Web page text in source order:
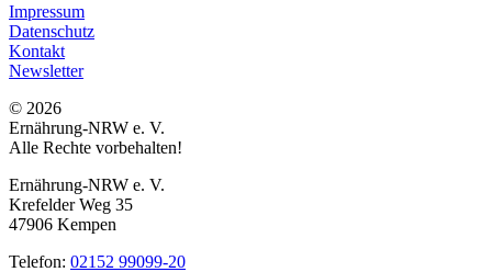
Impressum
Datenschutz
Kontakt
Newsletter
© 2026
Ernährung-NRW e. V.
Alle Rechte vorbehalten!
Ernährung-NRW e. V.
Krefelder Weg 35
47906 Kempen
Telefon: 02152 99099-20